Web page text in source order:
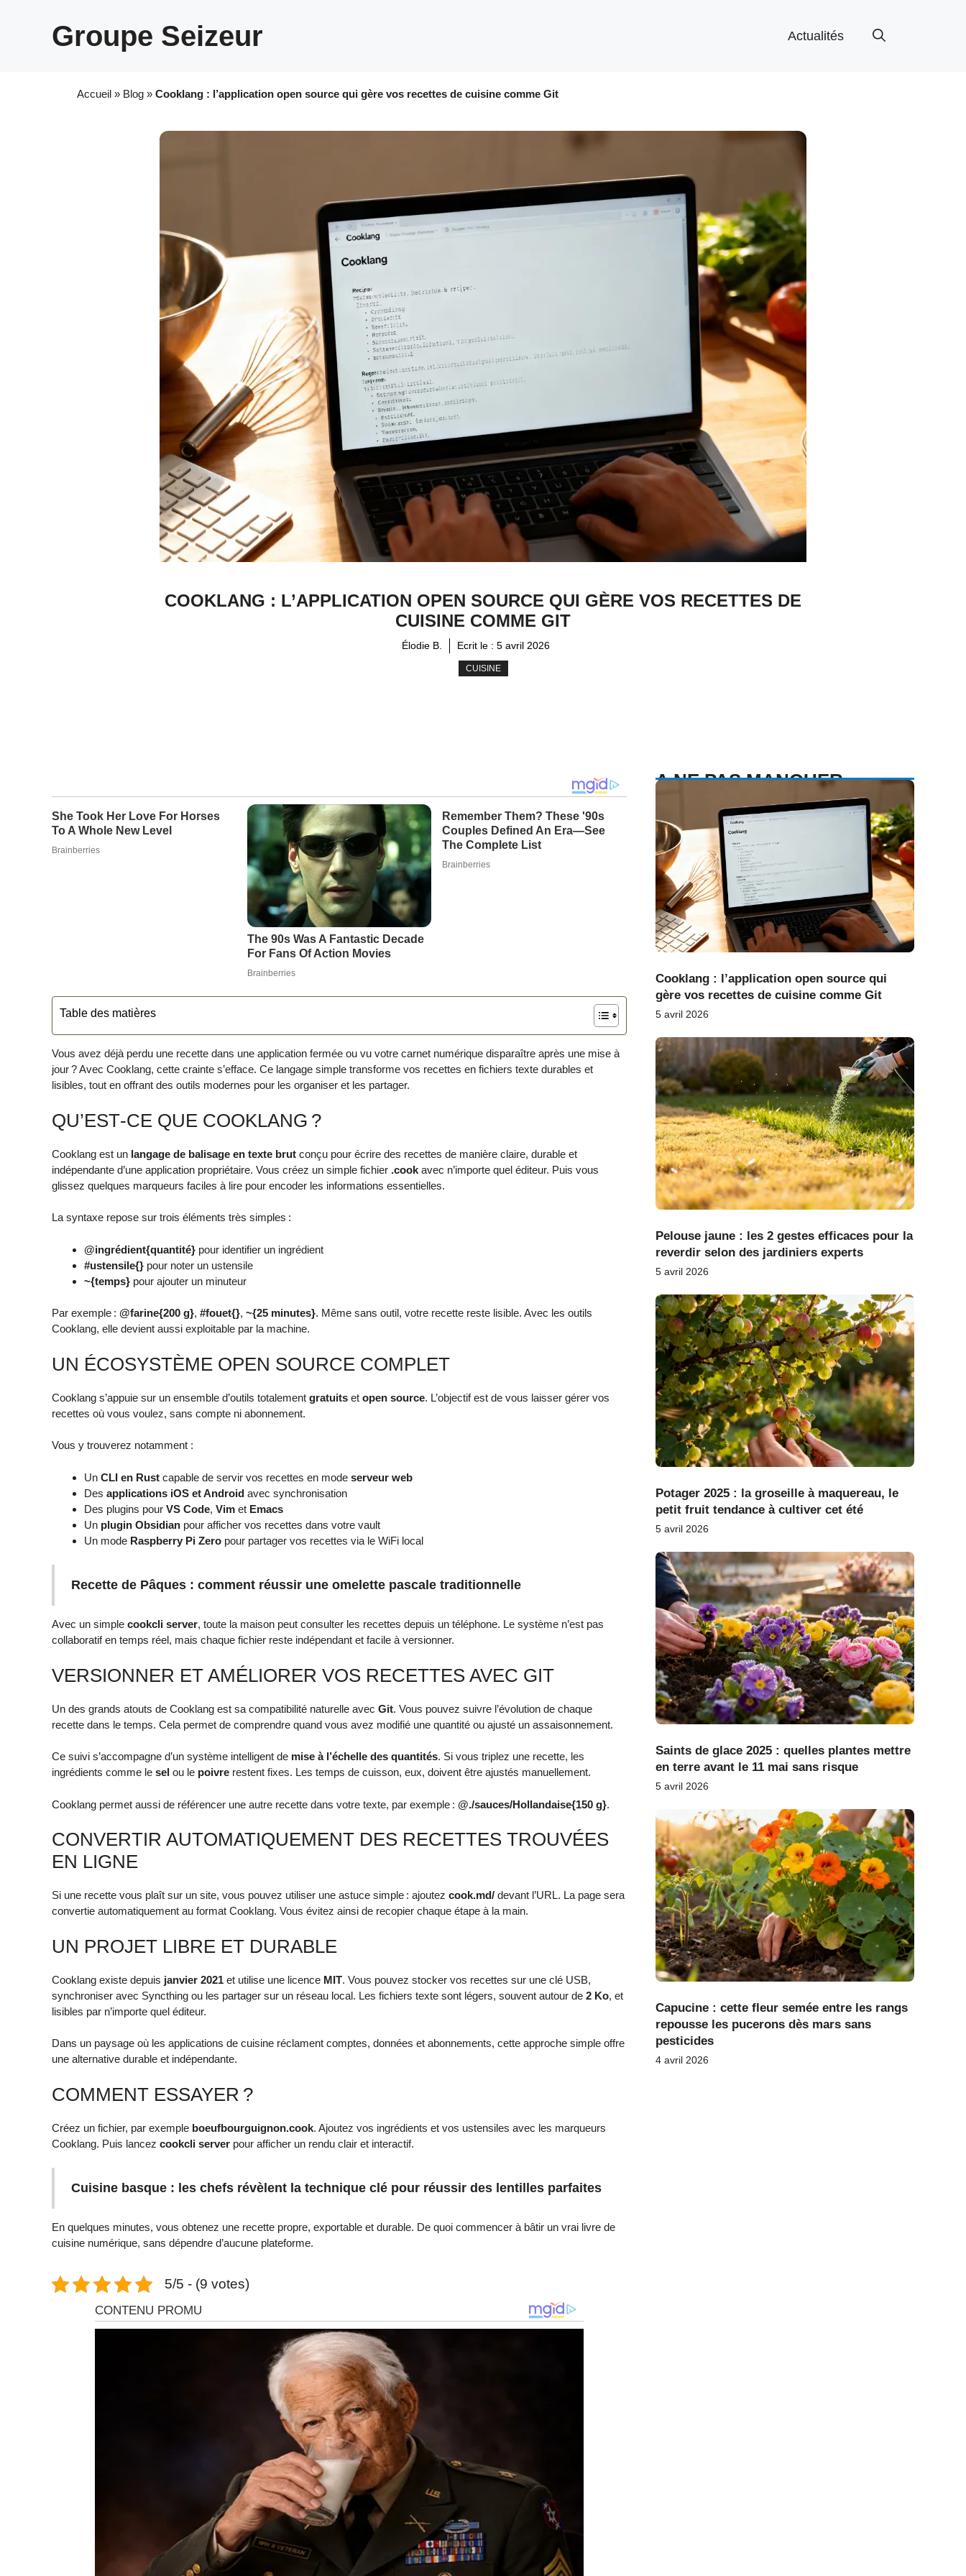
Groupe Seizeur Actualités
Accueil » Blog »Cooklang : l’application open source qui gère vos recettes de cuisine comme Git
COOKLANG : L’APPLICATION OPEN SOURCE QUI GÈRE VOS RECETTES DE
CUISINE COMME GIT
Élodie B. Ecrit le : 5 avril 2026
CUISINE
Table des matières
Vous avez déjà perdu une recette dans une application fermée ou vu votre carnet numérique disparaître après une mise à
jour ? Avec Cooklang, cette crainte s’efface. Ce langage simple transforme vos recettes en fichiers texte durables et
lisibles, tout en offrant des outils modernes pour les organiser et les partager.
QU’EST‑CE QUE COOKLANG ?
Cooklang est un langage de balisage en texte brut conçu pour écrire des recettes de manière claire, durable et
indépendante d’une application propriétaire. Vous créez un simple fichier .cook avec n’importe quel éditeur. Puis vous
glissez quelques marqueurs faciles à lire pour encoder les informations essentielles.
La syntaxe repose sur trois éléments très simples :
@ingrédient{quantité} pour identifier un ingrédient
#ustensile{} pour noter un ustensile
~{temps} pour ajouter un minuteur
Par exemple : @farine{200 g}, #fouet{}, ~{25 minutes}. Même sans outil, votre recette reste lisible. Avec les outils
Cooklang, elle devient aussi exploitable par la machine.
UN ÉCOSYSTÈME OPEN SOURCE COMPLET
Cooklang s’appuie sur un ensemble d’outils totalement gratuits et open source. L’objectif est de vous laisser gérer vos
recettes où vous voulez, sans compte ni abonnement.
Vous y trouverez notamment :
Un CLI en Rust capable de servir vos recettes en mode serveur web
Des applications iOS et Android avec synchronisation
Des plugins pour VS Code, Vim et Emacs
Un plugin Obsidian pour afficher vos recettes dans votre vault
Un mode Raspberry Pi Zero pour partager vos recettes via le WiFi local
Recette de Pâques : comment réussir une omelette pascale traditionnelle
Avec un simple cookcli server, toute la maison peut consulter les recettes depuis un téléphone. Le système n’est pas
collaboratif en temps réel, mais chaque fichier reste indépendant et facile à versionner.
VERSIONNER ET AMÉLIORER VOS RECETTES AVEC GIT
Un des grands atouts de Cooklang est sa compatibilité naturelle avec Git. Vous pouvez suivre l’évolution de chaque
recette dans le temps. Cela permet de comprendre quand vous avez modifié une quantité ou ajusté un assaisonnement.
Ce suivi s’accompagne d’un système intelligent de mise à l’échelle des quantités. Si vous triplez une recette, les
ingrédients comme le sel ou le poivre restent fixes. Les temps de cuisson, eux, doivent être ajustés manuellement.
Cooklang permet aussi de référencer une autre recette dans votre texte, par exemple : @./sauces/Hollandaise{150 g}.
CONVERTIR AUTOMATIQUEMENT DES RECETTES TROUVÉES
EN LIGNE
Si une recette vous plaît sur un site, vous pouvez utiliser une astuce simple : ajoutez cook.md/ devant l’URL. La page sera
convertie automatiquement au format Cooklang. Vous évitez ainsi de recopier chaque étape à la main.
UN PROJET LIBRE ET DURABLE
Cooklang existe depuis janvier 2021 et utilise une licence MIT. Vous pouvez stocker vos recettes sur une clé USB,
synchroniser avec Syncthing ou les partager sur un réseau local. Les fichiers texte sont légers, souvent autour de 2 Ko, et
lisibles par n’importe quel éditeur.
Dans un paysage où les applications de cuisine réclament comptes, données et abonnements, cette approche simple offre
une alternative durable et indépendante.
COMMENT ESSAYER ?
Créez un fichier, par exemple boeufbourguignon.cook. Ajoutez vos ingrédients et vos ustensiles avec les marqueurs
Cooklang. Puis lancez cookcli server pour afficher un rendu clair et interactif.
Cuisine basque : les chefs révèlent la technique clé pour réussir des lentilles parfaites
En quelques minutes, vous obtenez une recette propre, exportable et durable. De quoi commencer à bâtir un vrai livre de
cuisine numérique, sans dépendre d’aucune plateforme.
5/5 - (9 votes)
A NE PAS MANQUER
Cooklang : l’application open source qui
gère vos recettes de cuisine comme Git
5 avril 2026
Pelouse jaune : les 2 gestes efficaces pour la
reverdir selon des jardiniers experts
5 avril 2026
Potager 2025 : la groseille à maquereau, le
petit fruit tendance à cultiver cet été
5 avril 2026
Saints de glace 2025 : quelles plantes mettre
en terre avant le 11 mai sans risque
5 avril 2026
Capucine : cette fleur semée entre les rangs
repousse les pucerons dès mars sans
pesticides
4 avril 2026